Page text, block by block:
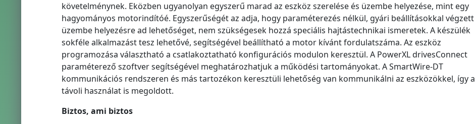
követelménynek. Eközben ugyanolyan egyszerű marad az eszköz szerelése és üzembe helyezése, mint egy
hagyományos motorindítóé. Egyszerűségét az adja, hogy paraméterezés nélkül, gyári beállításokkal végzett
üzembe helyezésre ad lehetőséget, nem szükségesek hozzá speciális hajtástechnikai ismeretek. A készülék
sokféle alkalmazást tesz lehetővé, segítségével beállítható a motor kívánt fordulatszáma. Az eszköz
programozása választható a csatlakoztatható konfigurációs modulon keresztül. A PowerXL drivesConnect
paraméterező szoftver segítségével meghatározhatjuk a működési tartományokat. A SmartWire-DT
kommunikációs rendszeren és más tartozékon keresztüli lehetőség van kommunikálni az eszközökkel, így a
távoli használat is megoldott.
Biztos, ami biztos